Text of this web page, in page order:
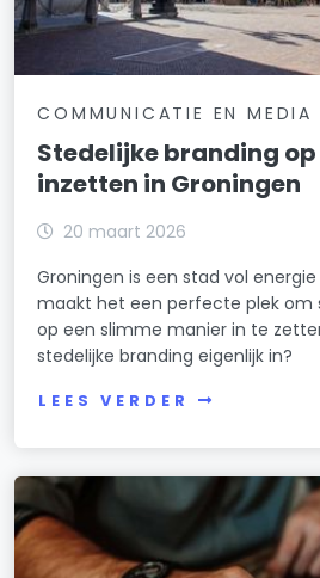
COMMUNICATIE EN MEDIA
Stedelijke branding
inzetten in Groningen
20 maart 2026
Groningen is een stad vol
maakt het een perfecte plek om
op een slimme manier in te
stedelijke branding eigenlijk in?
LEES VERDER